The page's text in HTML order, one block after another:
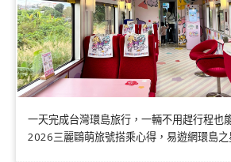
一天完成台灣環島旅行，一輛不用趕行程也
2026三麗鷗萌旅號搭乘心得，易遊網環島